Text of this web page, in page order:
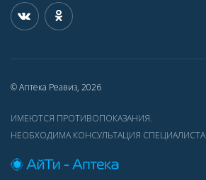
© Аптека Реавиз, 2026
ИМЕЮТСЯ ПРОТИВОПОКАЗАНИЯ.
НЕОБХОДИМА КОНСУЛЬТАЦИЯ СПЕЦИАЛИСТА